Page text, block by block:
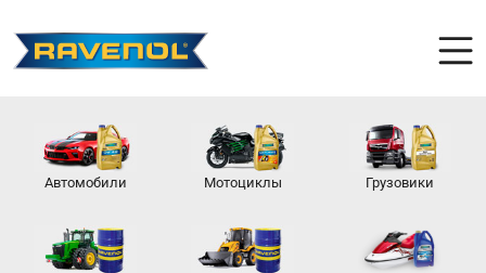
Автомобили Мотоциклы Грузовики